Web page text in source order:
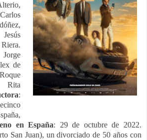
de
Rita
:
en España: 29 de octubre de 2022.
San Juan), un divorciado de 50 años con